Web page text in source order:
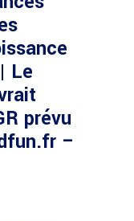
Le
prévu
–